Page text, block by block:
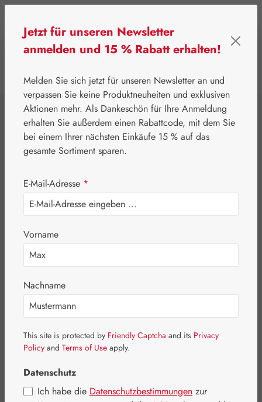
⌂ Gall Pharma Augen
Astaxanthin 12 mg
GPH Kapseln
Bildergalerie überspringen
Jetzt für unseren Newsletter
anmelden und 15 % Rabatt erhalten!
Melden Sie sich jetzt für unseren Newsletter an und
verpassen Sie keine Produktneuheiten und exklusiven
Aktionen mehr. Als Dankeschön für Ihre Anmeldung
erhalten Sie außerdem einen Rabattcode, mit dem Sie
bei einem Ihrer nächsten Einkäufe 15 % auf das
gesamte Sortiment sparen.
E-Mail-Adresse *
Vorname
Nachname
This site is protected by Friendly Captcha and its Privacy
Policy and Terms of Use apply.
Datenschutz
Ich habe die Datenschutzbestimmungen zur